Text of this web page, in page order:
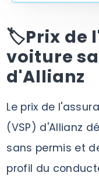
🏷️Prix de
voiture
d'Allianz
Le prix de
(VSP) d'Allianz
sans permis et
profil du